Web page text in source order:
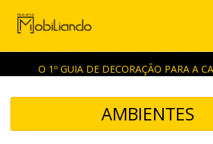
O 1º GUIA DE DECORAÇÃO PARA A
AMBIENTES